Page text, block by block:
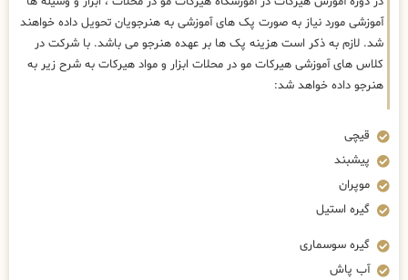
آموزشی مورد نیاز به صورت پک های آموزشی به هنرجویان تحویل داده خواهند
شد. لازم به ذکر است هزینه پک ها بر عهده هنرجو می باشد. با شرکت در
کلاس های آموزشی هیرکات مو در محلات ابزار و مواد هیرکات به شرح زیر به
هنرجو داده خواهد شد:
قیچی
پیشبند
موپران
گیره استیل
گیره سوسماری
آب پاش